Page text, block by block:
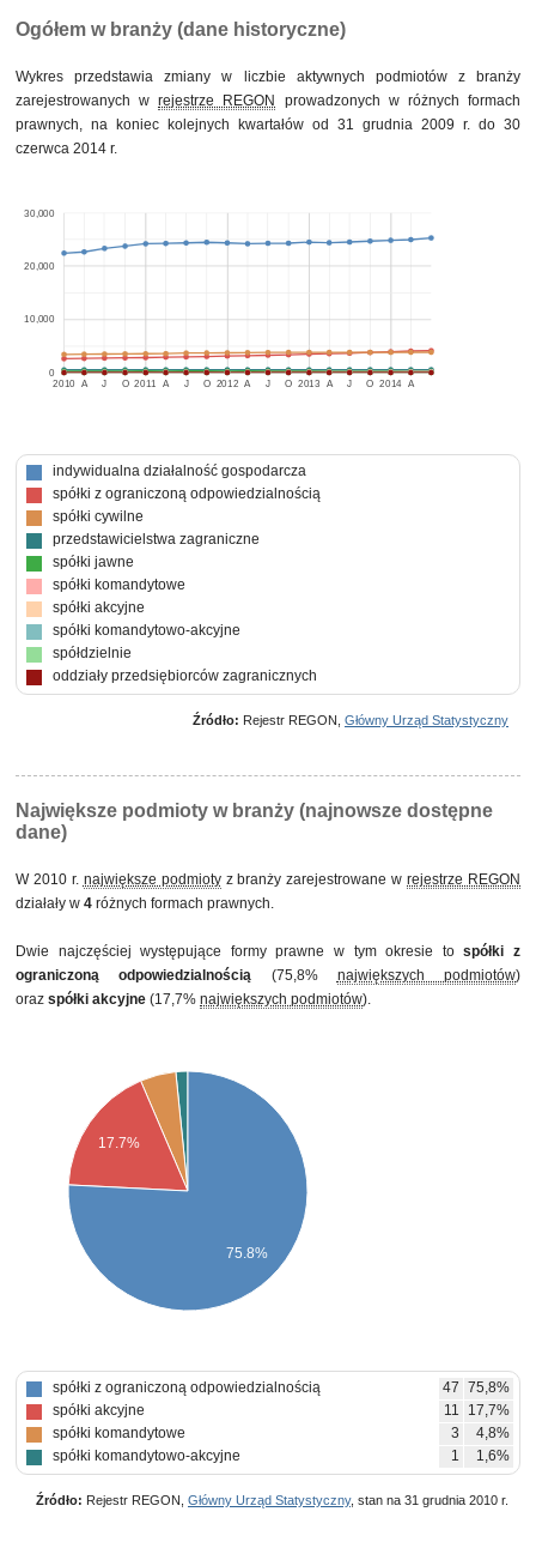
Ogółem w branży (dane historyczne)
Wykres przedstawia zmiany w liczbie aktywnych podmiotów z branży
zarejestrowanych wrejestrze REGON
prowadzonych w różnych formach
prawnych, na koniec kolejnych kwartałów od 31 grudnia 2009 r. do 30
czerwca 2014 r.
2010 2011 2012 2013 2014
A J O A J O A J O A J O A
0
10,000
20,000
30,000
indywidualna działalność gospodarcza
spółki z ograniczoną odpowiedzialnością
spółki cywilne
przedstawicielstwa zagraniczne
spółki jawne
spółki komandytowe
spółki akcyjne
spółki komandytowo-akcyjne
spółdzielnie
oddziały przedsiębiorców zagranicznych
Źródło: Rejestr REGON, Główny Urząd Statystyczny
Największe podmioty w branży (najnowsze dostępne
dane)
W 2010 r. największe podmiotyz branży zarejestrowane wrejestrze REGON
działały w 4 różnych formach prawnych.
Dwie najczęściej występujące formy prawne w tym okresie tospółki z
ograniczoną odpowiedzialnością (75,8% największych podmiotów)
oraz spółki akcyjne (17,7% największych podmiotów).
17.7%
75.8%
spółki z ograniczoną odpowiedzialnością 47 75,8%
spółki akcyjne
11
17,7%
spółki komandytowe
3
4,8%
spółki komandytowo-akcyjne
1 1,6%
Źródło: Rejestr REGON, Główny Urząd Statystyczny, stan na 31 grudnia 2010 r.